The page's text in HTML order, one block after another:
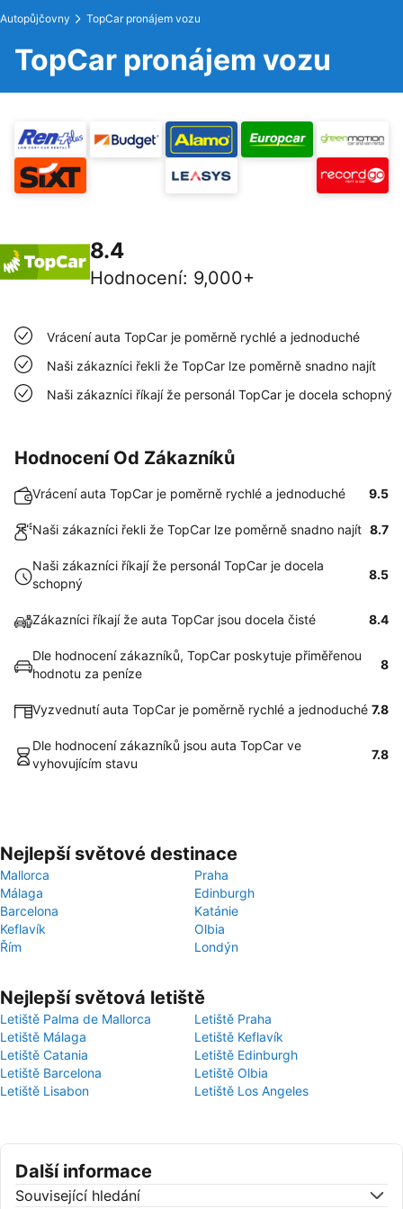
Autopůjčovny TopCar pronájem vozu
TopCar pronájem vozu
8.4
Hodnocení: 9,000+
Vrácení auta TopCar je poměrně rychlé a jednoduché
Naši zákazníci řekli že TopCar lze poměrně snadno najít
Naši zákazníci říkají že personál TopCar je docela schopný
Hodnocení Od Zákazníků
Vrácení auta TopCar je poměrně rychlé a jednoduché 9.5
Naši zákazníci řekli že TopCar lze poměrně snadno najít 8.7
Naši zákazníci říkají že personál TopCar je docela
schopný
8.5
Zákazníci říkají že auta TopCar jsou docela čisté 8.4
Dle hodnocení zákazníků, TopCar poskytuje přiměřenou
hodnotu za peníze
8
Vyzvednutí auta TopCar je poměrně rychlé a jednoduché 7.8
Dle hodnocení zákazníků jsou auta TopCar ve
vyhovujícím stavu
7.8
Nejlepší světové destinace
Mallorca
Praha
Málaga
Edinburgh
Barcelona
Katánie
Keflavík
Olbia
Řím
Londýn
Nejlepší světová letiště
Letiště Palma de Mallorca
Letiště Praha
Letiště Málaga
Letiště Keflavík
Letiště Catania
Letiště Edinburgh
Letiště Barcelona
Letiště Olbia
Letiště Lisabon
Letiště Los Angeles
Další informace
Související hledání